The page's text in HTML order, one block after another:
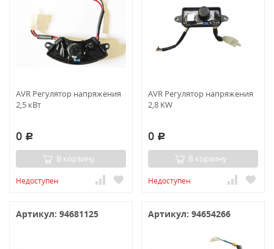
AVR Регулятор напряжения
2,5 кВт
0 Р
В корзину
Недоступен
AVR Регулятор напряжения
2,8 KW
0 Р
В корзину
Недоступен
Артикул: 94681125 Артикул: 94654266